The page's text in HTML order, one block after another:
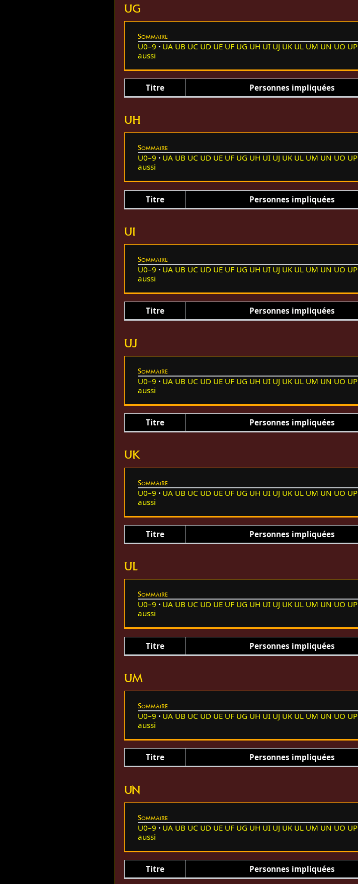
UG
Sommaire
U0–9 UA UB UC UD UE UF UG UH UI UJ UK UL UM UN UO UP
aussi
Titre Personnes impliquées
UH
Sommaire
U0–9 UA UB UC UD UE UF UG UH UI UJ UK UL UM UN UO UP
aussi
Titre Personnes impliquées
UI
Sommaire
U0–9 UA UB UC UD UE UF UG UH UI UJ UK UL UM UN UO UP
aussi
Titre Personnes impliquées
UJ
Sommaire
U0–9 UA UB UC UD UE UF UG UH UI UJ UK UL UM UN UO UP
aussi
Titre Personnes impliquées
UK
Sommaire
U0–9 UA UB UC UD UE UF UG UH UI UJ UK UL UM UN UO UP
aussi
Titre Personnes impliquées
UL
Sommaire
U0–9 UA UB UC UD UE UF UG UH UI UJ UK UL UM UN UO UP
aussi
Titre Personnes impliquées
UM
Sommaire
U0–9 UA UB UC UD UE UF UG UH UI UJ UK UL UM UN UO UP
aussi
Titre Personnes impliquées
UN
Sommaire
U0–9 UA UB UC UD UE UF UG UH UI UJ UK UL UM UN UO UP
aussi
Titre Personnes impliquées